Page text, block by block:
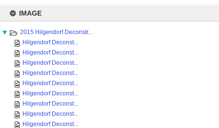
content
IMAGE
2015 Hilgendorf Deconstr...
Hilgendorf Deconst...
Hilgendorf Deconst...
Hilgendorf Deconst...
Hilgendorf Deconst...
Hilgendorf Deconst...
Hilgendorf Deconst...
Hilgendorf Deconst...
Hilgendorf Deconst...
Hilgendorf Deconst...